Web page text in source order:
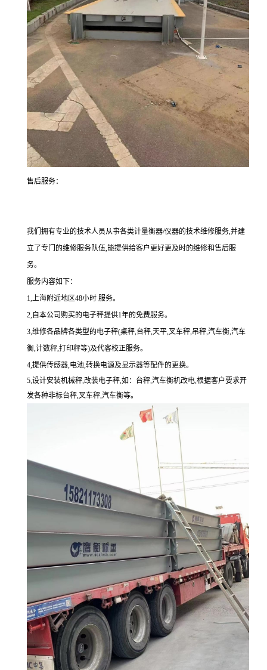
售后服务：
我们拥有专业的技术人员从事各类计量衡器/仪器的技术维修服务,并建
立了专门的维修服务队伍,能提供给客户更好更及时的维修和售后服
务。
服务内容如下：
1,上海附近地区48小时 服务。
2,自本公司购买的电子秤提供1年的免费服务。
3,维修各品牌各类型的电子秤(桌秤,台秤,天平,叉车秤,吊秤,汽车衡,汽车
衡,计数秤,打印秤等)及代客校正服务。
4,提供传感器,电池,转换电源及显示器等配件的更换。
5,设计安装机械秤,改装电子秤,如：台秤,汽车衡机改电,根据客户要求开
发各种非标台秤,叉车秤,汽车衡等。